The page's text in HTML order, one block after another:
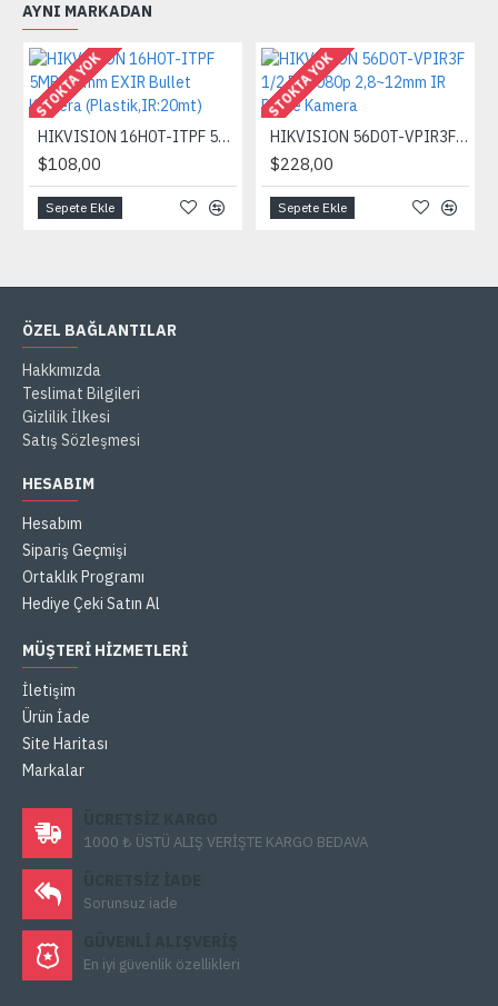
AYNI MARKADAN
STOKTA YOK
HIKVISION 16H0T-ITPF 5MP 3,6mm EXIR Bullet Kamera (Plastik,IR:20mt)
$108,00
Sepete Ekle
STOKTA YOK
HIKVISION 56D0T-VPIR3F 1/2.7'' 1080p 2,8~12mm IR Dome Kamera
$228,00
Sepete Ekle
ÖZEL BAĞLANTILAR
Hakkımızda
Teslimat Bilgileri
Gizlilik İlkesi
Satış Sözleşmesi
HESABIM
Hesabım
Sipariş Geçmişi
Ortaklık Programı
Hediye Çeki Satın Al
MÜŞTERI HIZMETLERI
İletişim
Ürün İade
Site Haritası
Markalar
1000 ₺ ÜSTÜ ALIŞ VERİŞTE KARGO BEDAVA
Sorunsuz iade
En iyi güvenlik özellikleri